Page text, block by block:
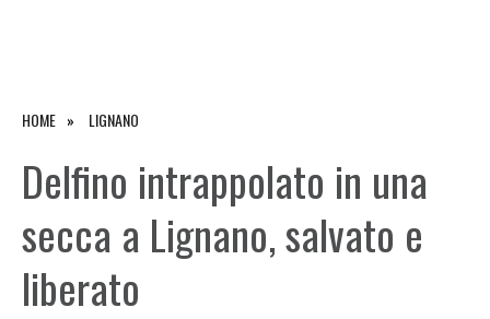
HOME LIGNANO
Delfino intrappolato in una
secca a Lignano, salvato e
liberato